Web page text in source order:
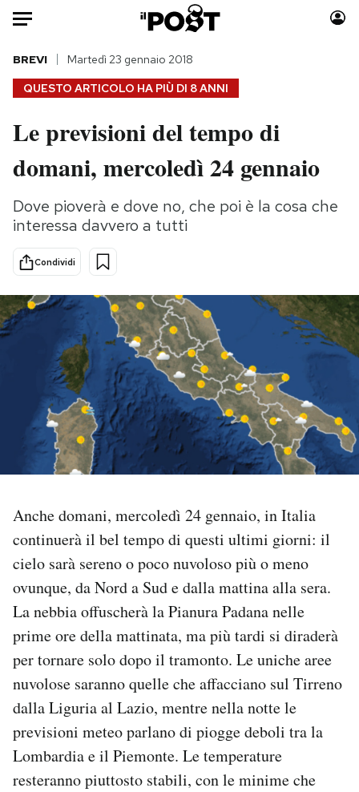
Auto
HOME
Italia
Politica
Tecnologia
Internet
Scienza
Cultura
Economia
Moda
Consumismi
Storie/Idee
Altrecose
Mondiali calcio 2026
PODCAST
NEWSLETTER
SHOP
AREA PERSONALE
Area Personale
Newsletter
Notifiche mobile
Regala il Post
Hai bisogno di aiuto?
QUESTO ARTICOLO HA PIÙ DI 8 ANNI
BREVI Martedì 23 gennaio 2018
Le previsioni del tempo di
domani, mercoledì 24 gennaio
Dove pioverà e dove no, che poi è la cosa che
interessa davvero a tutti
Condividi
Anche domani, mercoledì 24 gennaio, in Italia
continuerà il bel tempo di questi ultimi giorni: il
cielo sarà sereno o poco nuvoloso più o meno
ovunque, da Nord a Sud e dalla mattina alla sera.
La nebbia offuscherà la Pianura Padana nelle
prime ore della mattinata, ma più tardi si diraderà
per tornare solo dopo il tramonto. Le uniche aree
nuvolose saranno quelle che affacciano sul Tirreno
dalla Liguria al Lazio, mentre nella notte le
previsioni meteo parlano di piogge deboli tra la
Lombardia e il Piemonte. Le temperature
resteranno piuttosto stabili, con le minime che